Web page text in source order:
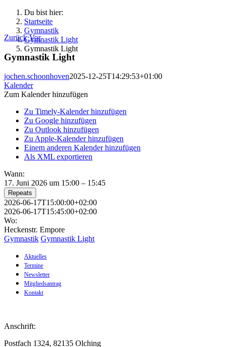
Du bist hier:
Startseite
Gymnastik
Gymnastik Light
Gymnastik Light
Zurück Vor
Gymnastik Light
jochen.schoonhoven2025-12-25T14:29:53+01:00
Kalender
Zum Kalender hinzufügen
Zu Timely-Kalender hinzufügen
Zu Google hinzufügen
Zu Outlook hinzufügen
Zu Apple-Kalender hinzufügen
Einem anderen Kalender hinzufügen
Als XML exportieren
Wann:
17. Juni 2026 um 15:00 – 15:45
Repeats
2026-06-17T15:00:00+02:00
2026-06-17T15:45:00+02:00
Wo:
Heckenstr. Empore
Gymnastik Gymnastik Light
Aktuelles
Termine
Newsletter
Mitgliedsantrag
Kontakt
Anschrift:
Postfach 1324, 82135 Olching